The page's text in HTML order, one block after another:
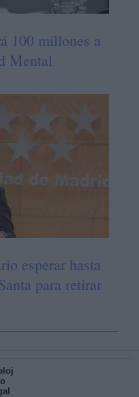
100 millones a
Mental
esperar hasta
para retirar